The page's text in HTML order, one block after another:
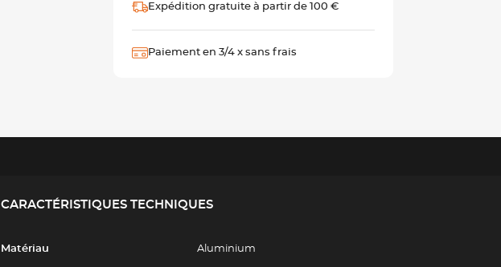
Expédition gratuite à partir de 100 €
Paiement en 3/4 x sans frais
CARACTÉRISTIQUES TECHNIQUES
Matériau Aluminium